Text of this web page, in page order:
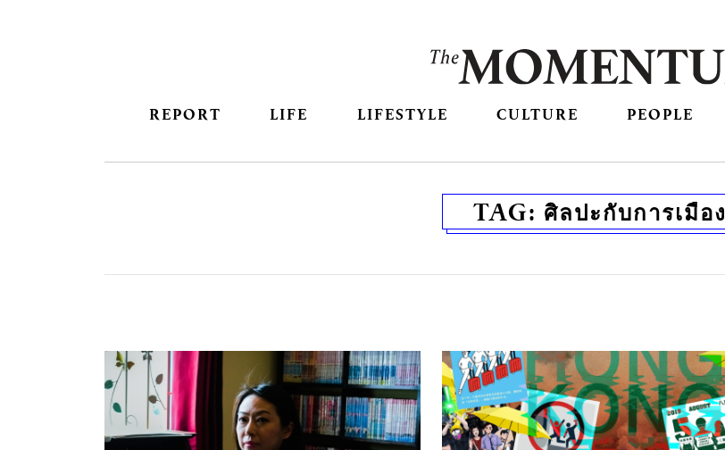
REPORT LIFE LIFESTYLE CULTURE PEOPLE
TAG: ศิลปะกับการเมือง